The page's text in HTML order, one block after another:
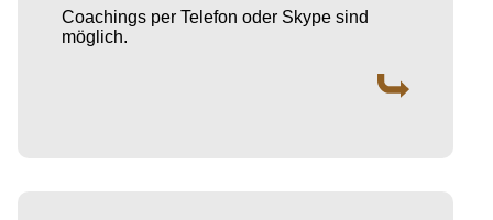
Coachings per Telefon oder Skype sind
möglich.